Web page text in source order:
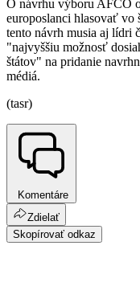
O návrhu výboru AFCO
europoslanci hlasovať vo
tento návrh musia aj lídri
"najvyššiu možnosť
štátov" na pridanie
médiá.
(tasr)
Komentáre
Zdielať
Skopírovať odkaz